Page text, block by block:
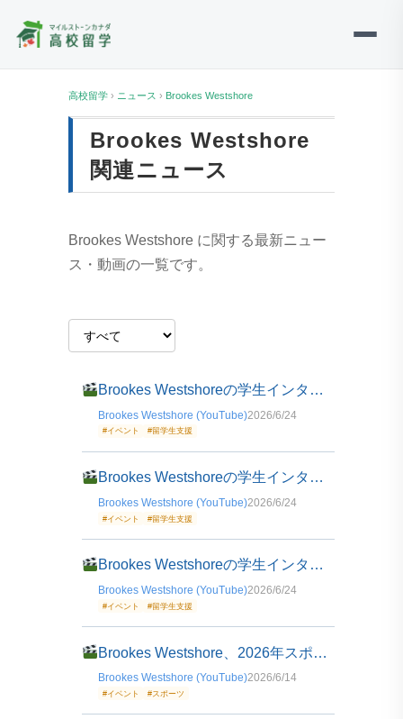
高校留学 › ニュース › Brookes Westshore
Brookes Westshore
関連ニュース
Brookes Westshore に関する最新ニュー
ス・動画の一覧です。
Brookes Westshoreの学生インタビュー：Ivana Bazan de la Cruzさんの留学体験
Brookes Westshore (YouTube)2026/6/24
#イベント #留学生支援
Brookes Westshoreの学生インタビュー：アンナ・ロエスラーさんの留学体験
Brookes Westshore (YouTube)2026/6/24
#イベント #留学生支援
Brookes Westshoreの学生インタビュー：Raissa Sanchez Malo Belotoさんの留学体験
Brookes Westshore (YouTube)2026/6/24
#イベント #留学生支援
Brookes Westshore、2026年スポーツデーを開催
Brookes Westshore (YouTube)2026/6/14
#イベント #スポーツ